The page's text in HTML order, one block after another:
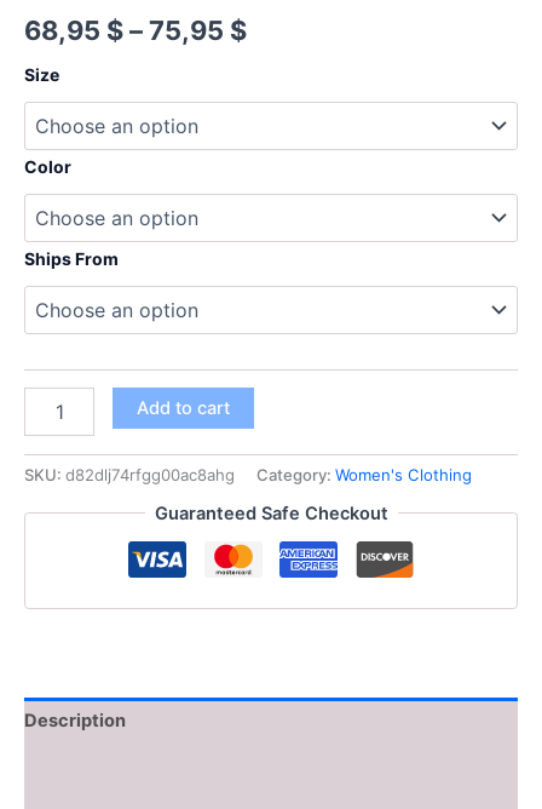
68,95 $–75,95 $Price
through
75,95 $
Size
Color
Ships From
الدنيم
سلسلة
New
وسحاب
Add to cart
SKU: d82dlj74rfgg00ac8ahg Category: Women's Clothing
Guaranteed Safe Checkout
Description